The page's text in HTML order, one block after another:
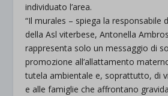
individuato l’area.
“Il murales – spiega la responsabile
della Asl viterbese, Antonella
rappresenta solo un messaggio di
promozione all’allattamento
tutela ambientale e, soprattutto, di
e alle famiglie che affrontano